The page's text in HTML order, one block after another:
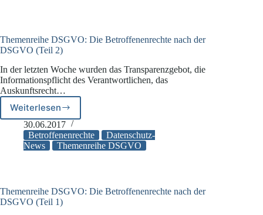
Themenreihe DSGVO: Die Betroffenenrechte nach der
DSGVO (Teil 2)
In der letzten Woche wurden das Transparenzgebot, die
Informationspflicht des Verantwortlichen, das
Auskunftsrecht…
WeiterlesenThemenreihe
DSGVO:
Die
Betroffenenrechte
(Teil
2)
30.06.2017
Betroffenenrechte
Datenschutz-
News
Themenreihe DSGVO
Themenreihe DSGVO: Die Betroffenenrechte nach der
DSGVO (Teil 1)